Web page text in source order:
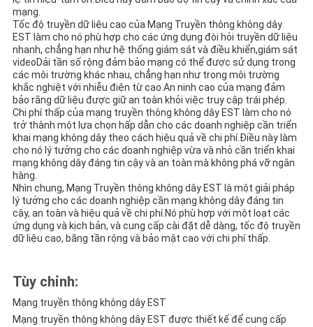
mạng.
Tốc độ truyền dữ liệu cao của Mạng Truyền thông không dây
EST làm cho nó phù hợp cho các ứng dụng đòi hỏi truyền dữ liệu
nhanh, chẳng hạn như hệ thống giám sát và điều khiển,giám sát
videoDải tần số rộng đảm bảo mạng có thể được sử dụng trong
các môi trường khác nhau, chẳng hạn như trong môi trường
khắc nghiệt với nhiễu điện từ cao.An ninh cao của mạng đảm
bảo rằng dữ liệu được giữ an toàn khỏi việc truy cập trái phép.
Chi phí thấp của mạng truyền thông không dây EST làm cho nó
trở thành một lựa chọn hấp dẫn cho các doanh nghiệp cần triển
khai mạng không dây theo cách hiệu quả về chi phí.Điều này làm
cho nó lý tưởng cho các doanh nghiệp vừa và nhỏ cần triển khai
mạng không dây đáng tin cậy và an toàn mà không phá vỡ ngân
hàng.
Nhìn chung, Mạng Truyền thông không dây EST là một giải pháp
lý tưởng cho các doanh nghiệp cần mạng không dây đáng tin
cậy, an toàn và hiệu quả về chi phí.Nó phù hợp với một loạt các
ứng dụng và kịch bản, và cung cấp cài đặt dễ dàng, tốc độ truyền
dữ liệu cao, băng tần rộng và bảo mật cao với chi phí thấp.
Tùy chỉnh:
Mạng truyền thông không dây EST
Mạng truyền thông không dây EST được thiết kế để cung cấp